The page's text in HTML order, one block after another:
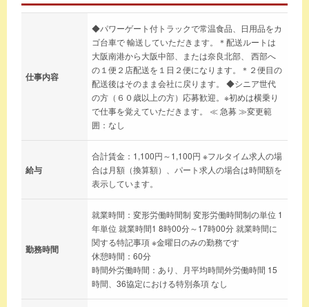
仕事内容
◆パワーゲート付トラックで常温食品、日用品をカ
ゴ台車で 輸送していただきます。＊配送ルートは
大阪南港から大阪中部、または奈良北部、 西部へ
の１便２店配送を１日２便になります。＊２便目の
配送後はそのまま会社に戻ります。 ◆シニア世代
の方（６０歳以上の方）応募歓迎。※初めは横乗り
で仕事を覚えていただきます。 ≪ 急募 ≫変更範
囲：なし
給与
合計賃金：1,100円～1,100円 ※フルタイム求人の場
合は月額（換算額）、パート求人の場合は時間額を
表示しています。
勤務時間
就業時間：変形労働時間制 変形労働時間制の単位 1
年単位 就業時間1 8時00分～17時00分 就業時間に
関する特記事項 ※金曜日のみの勤務です
休憩時間：60分
時間外労働時間：あり、月平均時間外労働時間 15
時間、36協定における特別条項 なし